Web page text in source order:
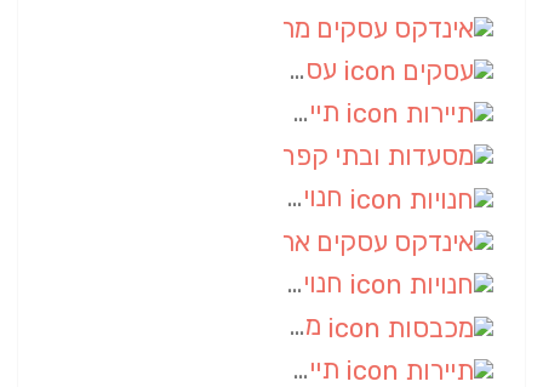
עסקים
תיירות
חנויות
חנויות
מכבסות
תיירות